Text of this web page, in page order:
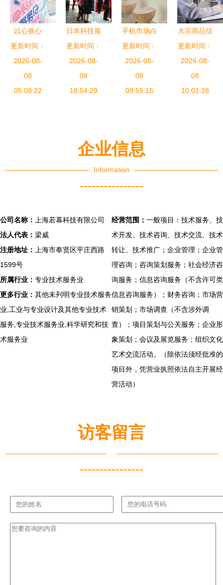
信新技术大
会，引领能
源信息化服
展
以心换心
绿厂如何通
过信息咨询
服务拉近与
消费者的距
更新时间：
2026-08-
08
05:08:22
日本科技展
会盛典 消
费电子展、
通信网络
展、秋季IT
更新时间：
2026-08-
08
18:54:29
手机市场白
热化 高品
质服务与信
息咨询成
OPPO破局
更新时间：
2026-08-
08
09:59:15
大宗商品信
息咨询公司
命名宝典
专业、创意
与市场的完
更新时间：
2026-08-
08
10:01:28
企业信息
Information
----------------
公司名称：
上海若幕科技有限公司
法人代表： 梁威
注册地址：
上海市奉贤区平庄西路
1599号
所属行业： 专业技术服务业
更多行业： 其他未列明专业技术服务
业,工业与专业设计及其他专业技术
服务,专业技术服务业,科学研究和技
术服务业
经营范围： 一般项目：技术服务、技
术开发、技术咨询、技术交流、技术
转让、技术推广；企业管理；企业管
理咨询；咨询策划服务；社会经济咨
询服务；信息咨询服务（不含许可类
信息咨询服务）；财务咨询；市场营
销策划；市场调查（不含涉外调
查）；项目策划与公关服务；企业形
象策划；会议及展览服务；组织文化
艺术交流活动。（除依法须经批准的
项目外，凭营业执照依法自主开展经
营活动）
访客留言
----------------